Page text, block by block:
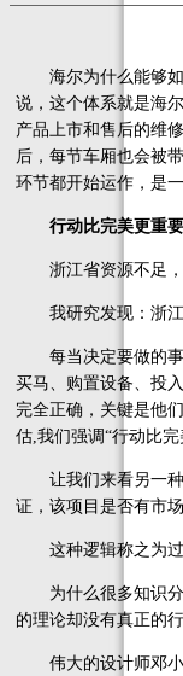
海尔为什么能够如
说，这个体系就是海
产品上市和售后的维
后，每节车厢也会被
环节都开始运作，是
行动比完美更重要
浙江省资源不足，
我研究发现：浙江
每当决定要做的事
买马、购置设备、投
完全正确，关键是他
估,我们强调“行动比完
让我们来看另一种
证，该项目是否有市
这种逻辑称之为过
为什么很多知识分
的理论却没有真正的
伟大的设计师邓小